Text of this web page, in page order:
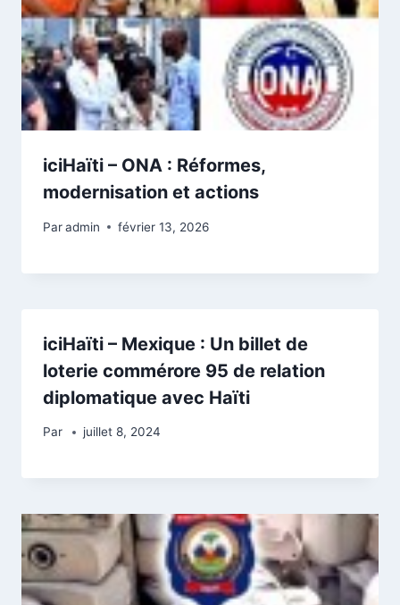
iciHaïti – ONA : Réformes,
modernisation et actions
Paradmin février 13, 2026
iciHaïti – Mexique : Un billet de
loterie commérore 95 de relation
diplomatique avec Haïti
Par juillet 8, 2024